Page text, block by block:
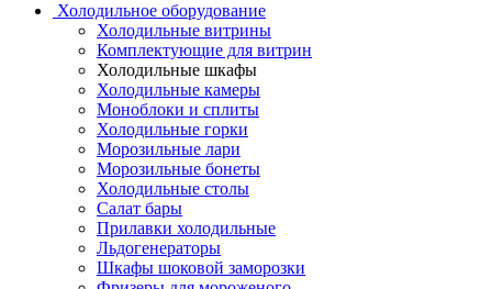
Холодильное оборудование
Холодильные витрины
Комплектующие для витрин
Холодильные шкафы
Холодильные камеры
Моноблоки и сплиты
Холодильные горки
Морозильные лари
Морозильные бонеты
Холодильные столы
Салат бары
Прилавки холодильные
Льдогенераторы
Шкафы шоковой заморозки